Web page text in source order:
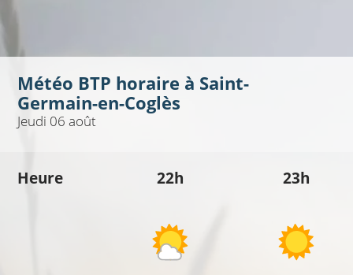
Météo BTP horaire à Saint-
Germain-en-Coglès
Jeudi 06 août
Heure 22h 23h